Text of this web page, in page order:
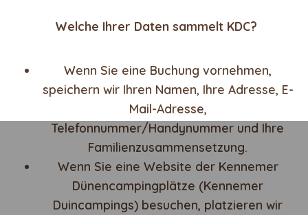
Welche Ihrer Daten sammelt KDC?
Wenn Sie eine Buchung vornehmen,
speichern wir Ihren Namen, Ihre Adresse, E-
Mail-Adresse,
Telefonnummer/Handynummer und Ihre
Familienzusammensetzung.
Wenn Sie eine Website der Kennemer
Dünencampingplätze (Kennemer
Duincampings) besuchen, platzieren wir